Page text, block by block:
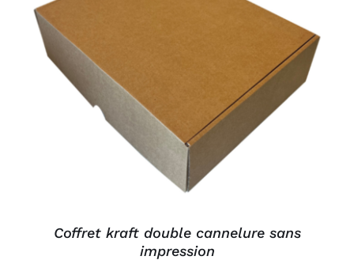
DÉTAILS
Coffret kraft double cannelure sans
impression